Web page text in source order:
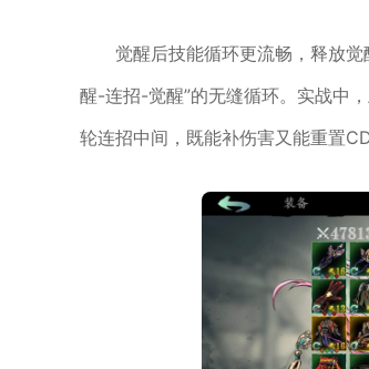
觉醒后技能循环更流畅，释放
醒-连招-觉醒”的无缝循环。实战中
轮连招中间，既能补伤害又能重置